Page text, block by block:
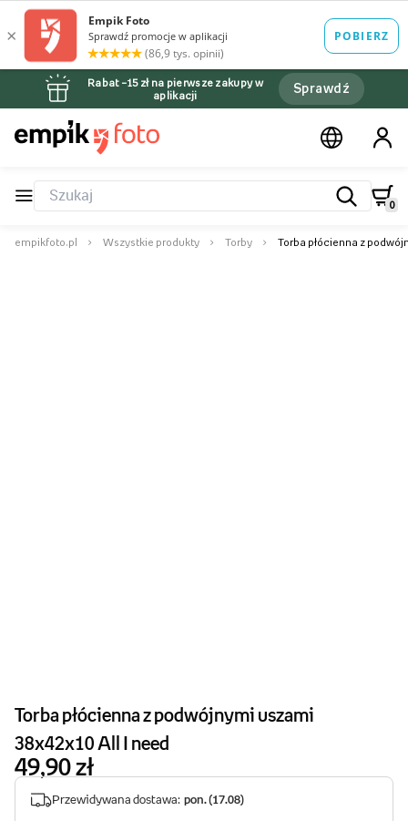
Rabat –15 zł na pierwsze zakupy w
aplikacji
Sprawdź
0
empikfoto.pl Wszystkie produkty Torby Torba płócienna z